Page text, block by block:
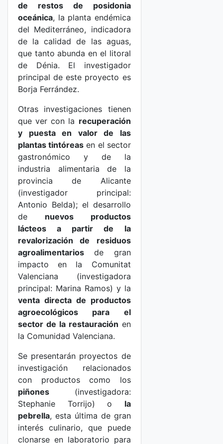
de restos de posidonia
oceánica, la planta endémica
del Mediterráneo, indicadora
de la calidad de las aguas,
que tanto abunda en el litoral
de Dénia. El investigador
principal de este proyecto es
Borja Ferrández.
Otras investigaciones tienen
que ver con la recuperación
y puesta en valor de las
plantas tintóreas en el sector
gastronómico y de la
industria alimentaria de la
provincia de Alicante
(investigador principal:
Antonio Belda); el desarrollo
de nuevos productos
lácteos a partir de la
revalorización de residuos
agroalimentarios de gran
impacto en la Comunitat
Valenciana (investigadora
principal: Marina Ramos) y la
venta directa de productos
agroecológicos para el
sector de la restauración en
la Comunidad Valenciana.
Se presentarán proyectos de
investigación relacionados
con productos como los
piñones (investigadora:
Stephanie Torrijo) o la
pebrella, esta última de gran
interés culinario, que puede
clonarse en laboratorio para